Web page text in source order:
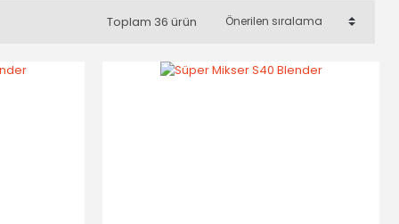
Toplam 36 ürün